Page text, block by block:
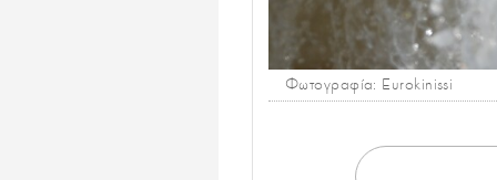
Φωτογραφία: Eurokinissi